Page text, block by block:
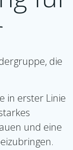
die
in erster Linie
und eine